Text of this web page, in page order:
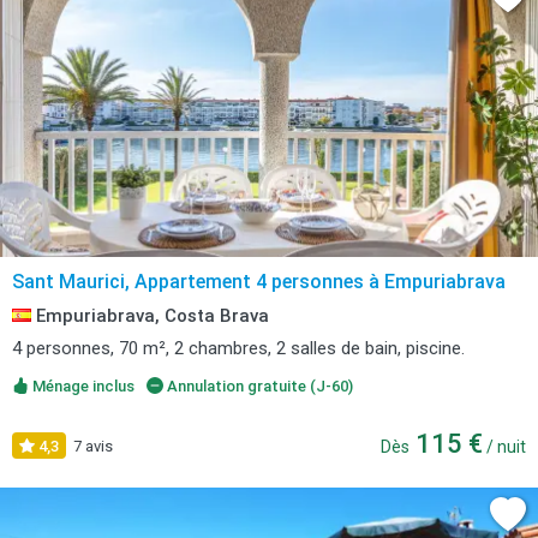
Sant Maurici, Appartement 4 personnes à Empuriabrava
Empuriabrava, Costa Brava
4 personnes, 70 m², 2 chambres, 2 salles de bain, piscine.
Ménage inclus Annulation gratuite (J-60)
4,3 7 avis Dès 115 € / nuit